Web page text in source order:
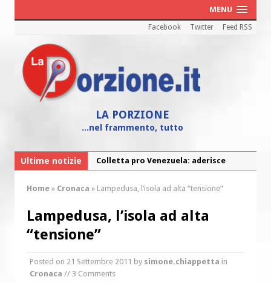
MENU
Facebook Twitter Feed RSS
LA PORZIONE
...nel frammento, tutto
Ultime notizie
Colletta pro Venezuela: aderisce
Fine vita: la Chiesa Cattolica inglese si
mobilita contro il suicidio assistito
Torna la festa della Madonnina a
Torna la festa di Sant’Andrea:
“Chiediamogli di legarci al bene”
Home » Cronaca » Lampedusa, l’isola ad alta “tensione”
Lampedusa, l’isola ad alta
“tensione”
Posted on 21 Settembre 2011 by simone.chiappetta in
Cronaca // 3 Comments